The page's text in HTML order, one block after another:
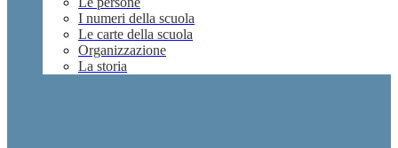
I numeri della scuola
Le carte della scuola
Organizzazione
La storia